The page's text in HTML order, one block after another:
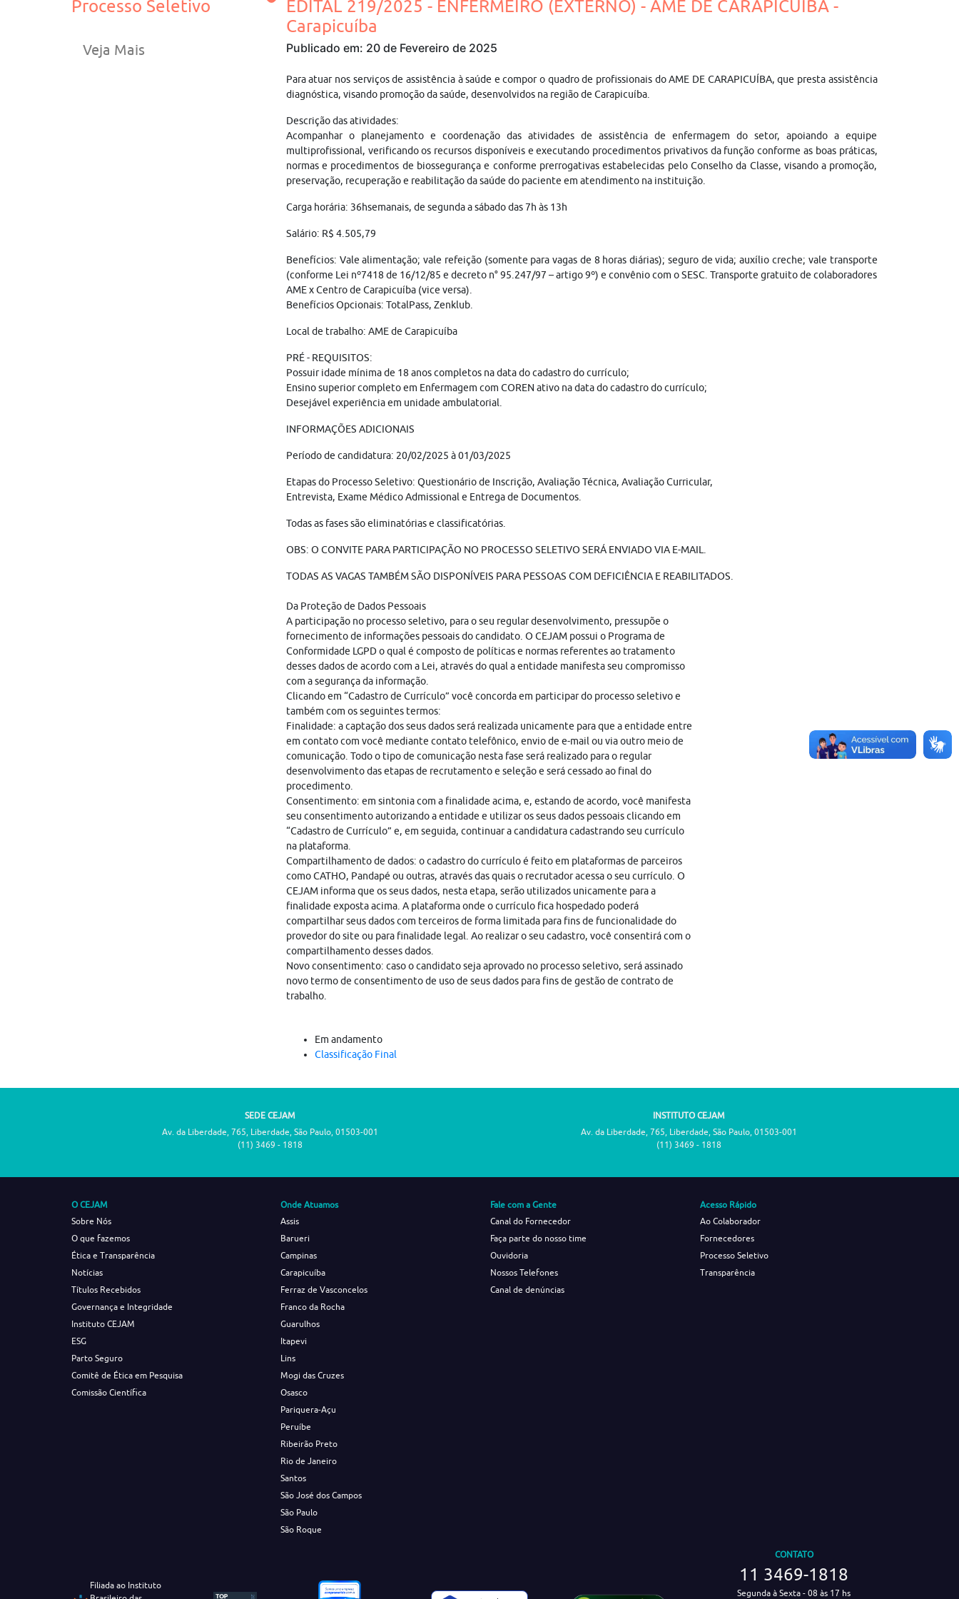
Processo Seletivo
Veja Mais
EDITAL 219/2025 - ENFERMEIRO (EXTERNO) - AME DE CARAPICUÍBA -
Carapicuíba
Publicado em: 20 de Fevereiro de 2025
Para atuar nos serviços de assistência à saúde e compor o quadro de profissionais do AME DE CARAPICUÍBA, que presta assistência
diagnóstica, visando promoção da saúde, desenvolvidos na região de Carapicuíba.
Descrição das atividades:
Acompanhar o planejamento e coordenação das atividades de assistência de enfermagem do setor, apoiando a equipe
multiprofissional, verificando os recursos disponíveis e executando procedimentos privativos da função conforme as boas práticas,
normas e procedimentos de biossegurança e conforme prerrogativas estabelecidas pelo Conselho da Classe, visando a promoção,
preservação, recuperação e reabilitação da saúde do paciente em atendimento na instituição.
Carga horária: 36hsemanais, de segunda a sábado das 7h às 13h
Salário: R$ 4.505,79
Benefícios: Vale alimentação; vale refeição (somente para vagas de 8 horas diárias); seguro de vida; auxílio creche; vale transporte
(conforme Lei nº7418 de 16/12/85 e decreto n° 95.247/97 – artigo 9º) e convênio com o SESC. Transporte gratuito de colaboradores
AME x Centro de Carapicuíba (vice versa).
Benefícios Opcionais: TotalPass, Zenklub.
Local de trabalho: AME de Carapicuíba
PRÉ - REQUISITOS:
Possuir idade mínima de 18 anos completos na data do cadastro do currículo;
Ensino superior completo em Enfermagem com COREN ativo na data do cadastro do currículo;
Desejável experiência em unidade ambulatorial.
INFORMAÇÕES ADICIONAIS
Período de candidatura: 20/02/2025 à 01/03/2025
Etapas do Processo Seletivo: Questionário de Inscrição, Avaliação Técnica, Avaliação Curricular,
Entrevista, Exame Médico Admissional e Entrega de Documentos.
Todas as fases são eliminatórias e classificatórias.
OBS: O CONVITE PARA PARTICIPAÇÃO NO PROCESSO SELETIVO SERÁ ENVIADO VIA E-MAIL.
TODAS AS VAGAS TAMBÉM SÃO DISPONÍVEIS PARA PESSOAS COM DEFICIÊNCIA E REABILITADOS.
Da Proteção de Dados Pessoais
A participação no processo seletivo, para o seu regular desenvolvimento, pressupõe o
fornecimento de informações pessoais do candidato. O CEJAM possui o Programa de
Conformidade LGPD o qual é composto de políticas e normas referentes ao tratamento
desses dados de acordo com a Lei, através do qual a entidade manifesta seu compromisso
com a segurança da informação.
Clicando em “Cadastro de Currículo” você concorda em participar do processo seletivo e
também com os seguintes termos:
Finalidade: a captação dos seus dados será realizada unicamente para que a entidade entre
em contato com você mediante contato telefônico, envio de e-mail ou via outro meio de
comunicação. Todo o tipo de comunicação nesta fase será realizado para o regular
desenvolvimento das etapas de recrutamento e seleção e será cessado ao final do
procedimento.
Consentimento: em sintonia com a finalidade acima, e, estando de acordo, você manifesta
seu consentimento autorizando a entidade e utilizar os seus dados pessoais clicando em
“Cadastro de Currículo” e, em seguida, continuar a candidatura cadastrando seu currículo
na plataforma.
Compartilhamento de dados: o cadastro do currículo é feito em plataformas de parceiros
como CATHO, Pandapé ou outras, através das quais o recrutador acessa o seu currículo. O
CEJAM informa que os seus dados, nesta etapa, serão utilizados unicamente para a
finalidade exposta acima. A plataforma onde o currículo fica hospedado poderá
compartilhar seus dados com terceiros de forma limitada para fins de funcionalidade do
provedor do site ou para finalidade legal. Ao realizar o seu cadastro, você consentirá com o
compartilhamento desses dados.
Novo consentimento: caso o candidato seja aprovado no processo seletivo, será assinado
novo termo de consentimento de uso de seus dados para fins de gestão de contrato de
trabalho.
Em andamento
Classificação Final
SEDE CEJAM
Av. da Liberdade, 765, Liberdade, São Paulo, 01503-001
(11) 3469 - 1818
INSTITUTO CEJAM
Av. da Liberdade, 765, Liberdade, São Paulo, 01503-001
(11) 3469 - 1818
O CEJAM
Sobre Nós
O que fazemos
Ética e Transparência
Notícias
Títulos Recebidos
Governança e Integridade
Instituto CEJAM
ESG
Parto Seguro
Comitê de Ética em Pesquisa
Comissão Científica
Onde Atuamos
Assis
Barueri
Campinas
Carapicuíba
Ferraz de Vasconcelos
Franco da Rocha
Guarulhos
Itapevi
Lins
Mogi das Cruzes
Osasco
Pariquera-Açu
Peruíbe
Ribeirão Preto
Rio de Janeiro
Santos
São José dos Campos
São Paulo
São Roque
Fale com a Gente
Canal do Fornecedor
Faça parte do nosso time
Ouvidoria
Nossos Telefones
Canal de denúncias
Acesso Rápido
Ao Colaborador
Fornecedores
Processo Seletivo
Transparência
Filiada ao Instituto
CONTATO
11 3469-1818
Segunda à Sexta - 08 às 17 hs